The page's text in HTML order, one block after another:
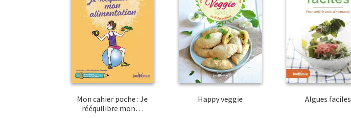
Mon cahier poche : Je
rééquilibre mon…
Happy veggie Algues faciles